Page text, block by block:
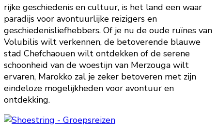
rijke geschiedenis en cultuur, is het land een waar
paradijs voor avontuurlijke reizigers en
geschiedenisliefhebbers. Of je nu de oude ruïnes van
Volubilis wilt verkennen, de betoverende blauwe
stad Chefchaouen wilt ontdekken of de serene
schoonheid van de woestijn van Merzouga wilt
ervaren, Marokko zal je zeker betoveren met zijn
eindeloze mogelijkheden voor avontuur en
ontdekking.